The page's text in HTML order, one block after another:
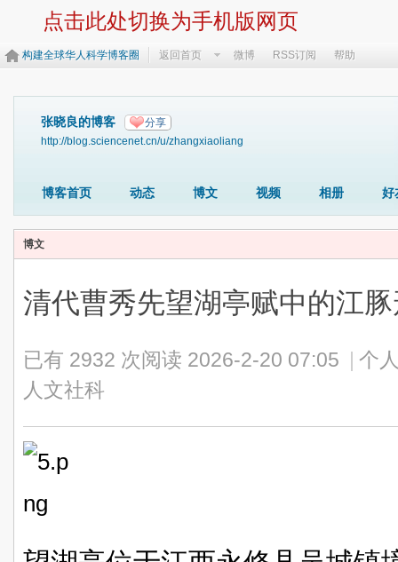
点击此处切换为手机版网页
构建全球华人科学博客圈 返回首页 微博 RSS订阅 帮助
张晓良的博客 分享
http://blog.sciencenet.cn/u/zhangxiaoliang
博客首页 动态 博文 视频 相册 好
博文
清代曹秀先望湖亭赋中的江
已有 2932 次阅读 2026-2-20 07:05
个
人文社科